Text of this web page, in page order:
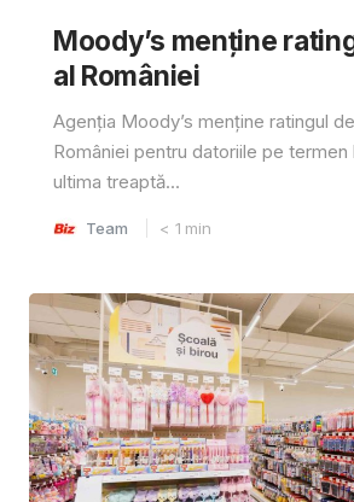
Moody’s menține
al României
Agenția Moody’s menține ratingul
României pentru datoriile pe termen
ultima treaptă...
Team < 1 min